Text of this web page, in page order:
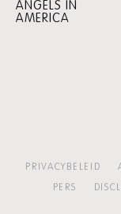
ANGELS IN
AMERICA
PRIVACYBELEID
PERS